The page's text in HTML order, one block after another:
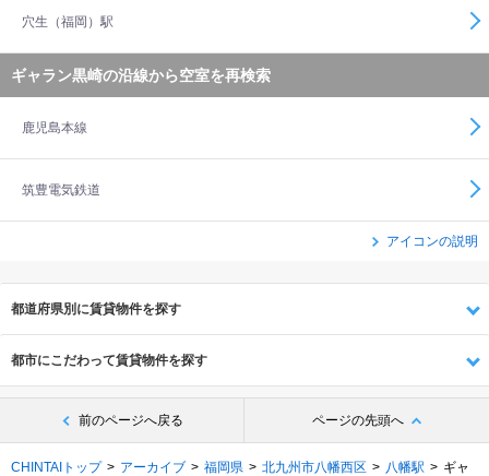
穴生（福岡）駅
ギャラン黒崎の沿線から空室を再検索
鹿児島本線
筑豊電気鉄道
アイコンの説明
都道府県別に賃貸物件を探す
都市にこだわって賃貸物件を探す
前のページへ戻る ページの先頭へ
CHINTAIトップ アーカイブ 福岡県 北九州市八幡西区 八幡駅 ギャ